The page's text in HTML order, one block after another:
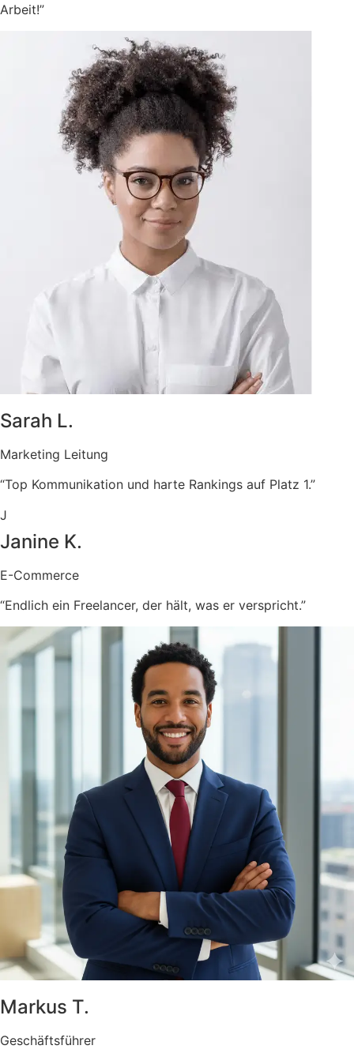
Arbeit!”
Sarah L.
Marketing Leitung
“Top Kommunikation und harte Rankings auf Platz 1.”
J
Janine K.
E-Commerce
“Endlich ein Freelancer, der hält, was er verspricht.”
Markus T.
Geschäftsführer